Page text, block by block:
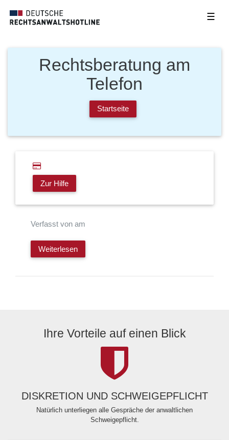
☰
Rechtsberatung am
Telefon
Startseite
Zur Hilfe
Verfasst von am
Weiterlesen
Ihre Vorteile auf einen Blick
DISKRETION UND SCHWEIGEPFLICHT
Natürlich unterliegen alle Gespräche der anwaltlichen
Schweigepflicht.